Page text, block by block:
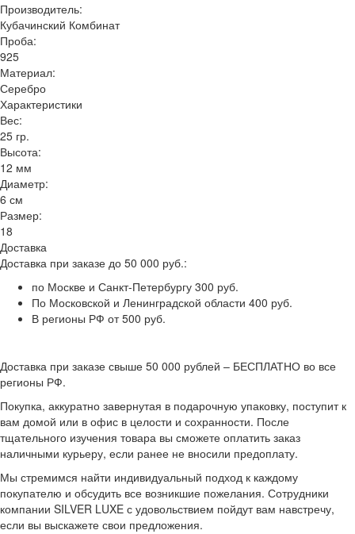
Производитель:
Кубачинский Комбинат
Проба:
925
Материал:
Серебро
Характеристики
Вес:
25 гр.
Высота:
12 мм
Диаметр:
6 см
Размер:
18
Доставка
Доставка при заказе до 50 000 руб.:
по Москве и Санкт-Петербургу 300 руб.
По Московской и Ленинградской области 400 руб.
В регионы РФ от 500 руб.
Доставка при заказе свыше 50 000 рублей – БЕСПЛАТНО во все
регионы РФ.
Покупка, аккуратно завернутая в подарочную упаковку, поступит к
вам домой или в офис в целости и сохранности. После
тщательного изучения товара вы сможете оплатить заказ
наличными курьеру, если ранее не вносили предоплату.
Мы стремимся найти индивидуальный подход к каждому
покупателю и обсудить все возникшие пожелания. Сотрудники
компании SILVER LUXE с удовольствием пойдут вам навстречу,
если вы выскажете свои предложения.